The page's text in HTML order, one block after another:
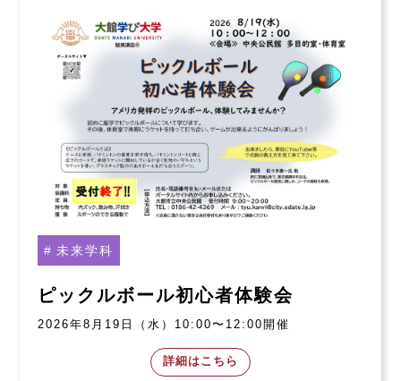
未来学科
ピックルボール初心者体験会
2026年8月19日（水）10:00〜12:00開催
詳細はこちら